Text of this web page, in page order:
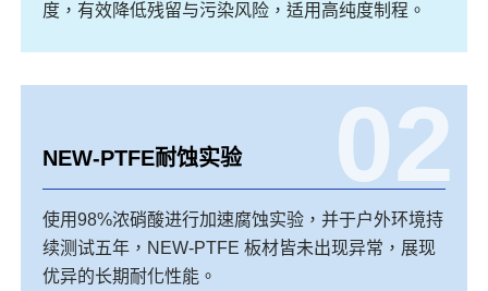
度，有效降低残留与污染风险，适用高纯度制程。
02
NEW-PTFE耐蚀实验
使用98%浓硝酸进行加速腐蚀实验，并于户外环境持
续测试五年，NEW-PTFE 板材皆未出现异常，展现
优异的长期耐化性能。